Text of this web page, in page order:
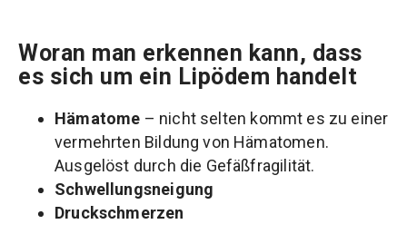
Woran man erkennen kann, dass
es sich um ein Lipödem handelt
Hämatome – nicht selten kommt es zu einer
vermehrten Bildung von Hämatomen.
Ausgelöst durch die Gefäßfragilität.
Schwellungsneigung
Druckschmerzen